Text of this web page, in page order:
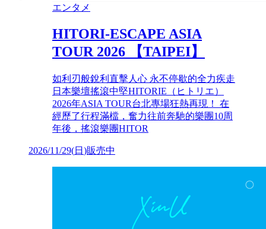
エンタメ
HITORI-ESCAPE ASIA
TOUR 2026 【TAIPEI】
如利刃般銳利直擊人心 永不停歇的全力疾走
日本樂壇搖滾中堅HITORIE（ヒトリエ）
2026年ASIA TOUR台北專場狂熱再現！ 在
經歷了行程滿檔，奮力往前奔馳的樂團10周
年後，搖滾樂團HITOR
2026/11/29(日 )販売中